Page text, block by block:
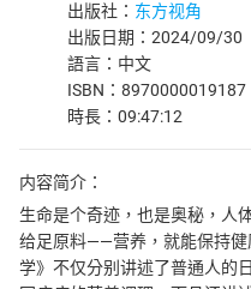
出版社： 东方视角
出版日期：2024/09/30
語言：中文
ISBN：8970000019187
時長：09:47:12
内容简介：
生命是个奇迹，也是奥秘，人
给足原料——营养，就能保持健
学》不仅分别讲述了普通人的